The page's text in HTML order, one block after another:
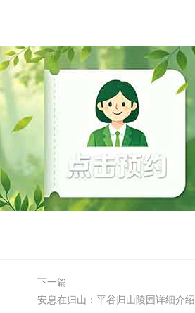
下一篇
安息在归山：平谷归山陵园详细介绍